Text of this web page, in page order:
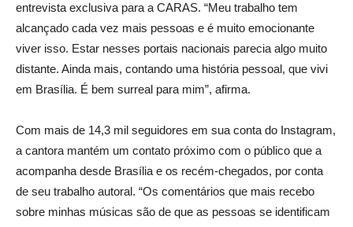
entrevista exclusiva para a CARAS. “Meu trabalho tem
alcançado cada vez mais pessoas e é muito emocionante
viver isso. Estar nesses portais nacionais parecia algo muito
distante. Ainda mais, contando uma história pessoal, que vivi
em Brasília. É bem surreal para mim”, afirma.
Com mais de 14,3 mil seguidores em sua conta do Instagram,
a cantora mantém um contato próximo com o público que a
acompanha desde Brasília e os recém-chegados, por conta
de seu trabalho autoral. “Os comentários que mais recebo
sobre minhas músicas são de que as pessoas se identificam